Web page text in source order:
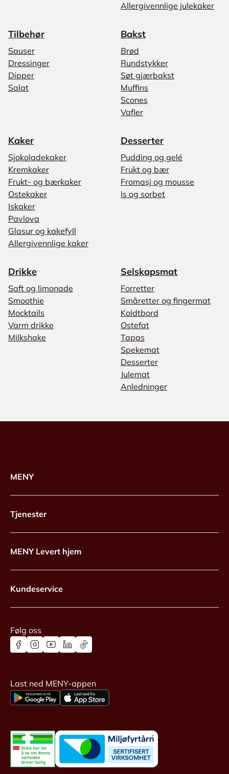
Allergivennlige julekaker
Tilbehør
Sauser
Dressinger
Dipper
Salat
Bakst
Brød
Rundstykker
Søt gjærbakst
Muffins
Scones
Vafler
Kaker
Sjokoladekaker
Kremkaker
Frukt- og bærkaker
Ostekaker
Iskaker
Pavlova
Glasur og kakefyll
Allergivennlige kaker
Desserter
Pudding og gelé
Frukt og bær
Fromasj og mousse
Is og sorbet
Drikke
Saft og limonade
Smoothie
Mocktails
Varm drikke
Milkshake
Selskapsmat
Forretter
Småretter og fingermat
Koldtbord
Ostefat
Tapas
Spekemat
Desserter
Julemat
Anledninger
MENY
Tjenester
MENY Levert hjem
Kundeservice
Følg oss
Last ned MENY-appen